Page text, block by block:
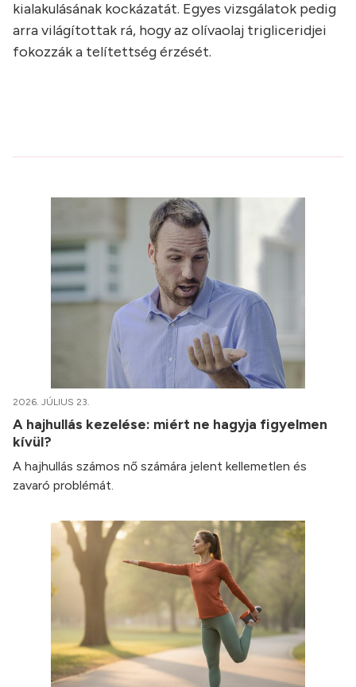
kialakulásának kockázatát. Egyes vizsgálatok pedig
arra világítottak rá, hogy az olívaolaj trigliceridjei
fokozzák a telítettség érzését.
2026. JÚLIUS 23.
A hajhullás kezelése: miért ne hagyja figyelmen
kívül?
A hajhullás számos nő számára jelent kellemetlen és
zavaró problémát.